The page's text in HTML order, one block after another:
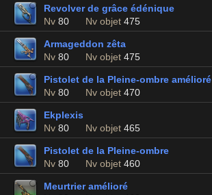
Revolver de grâce édénique
Nv 80 Nv objet 475
Armageddon zêta
Nv 80 Nv objet 475
Pistolet de la Pleine-ombre amélioré
Nv 80 Nv objet 470
Ekplexis
Nv 80 Nv objet 465
Pistolet de la Pleine-ombre
Nv 80 Nv objet 460
Meurtrier amélioré